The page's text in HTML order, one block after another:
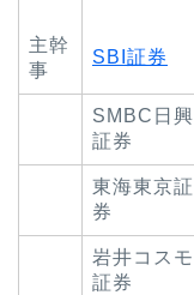
主幹
事
SBI証券
SMBC日興
証券
東海東京証
券
岩井コスモ
証券